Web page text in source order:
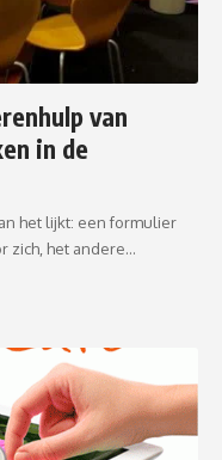
van
in de
het lijkt: een formulier
zich, het andere…